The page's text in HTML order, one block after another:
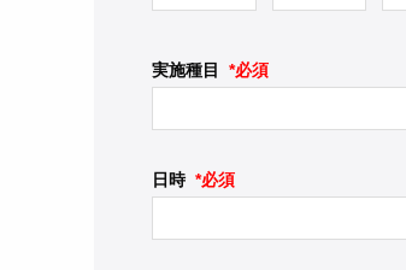
実施種目 *必須
日時 *必須